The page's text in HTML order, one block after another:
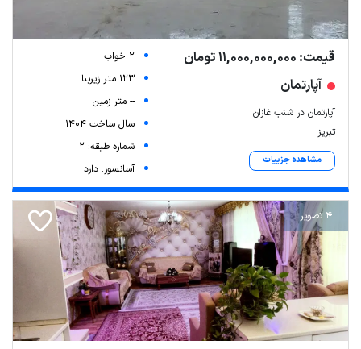
قیمت: 11,000,000,000 تومان
آپارتمان
آپارتمان در شنب غازان
تبریز
مشاهده جزییات
2 خواب
123 متر زیربنا
-- متر زمین
سال ساخت 1404
شماره طبقه: 2
آسانسور: دارد
4 تصویر